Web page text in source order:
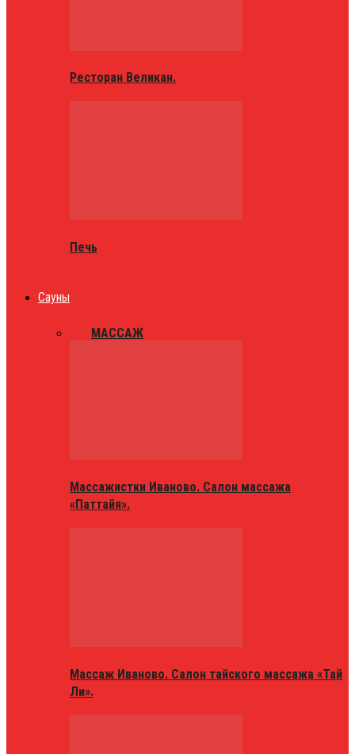
Ресторан Великан.
Печь
Сауны
МАССАЖ
Массажистки Иваново. Салон массажа
«Паттайя».
Массаж Иваново. Салон тайского массажа «Тай
Ли».